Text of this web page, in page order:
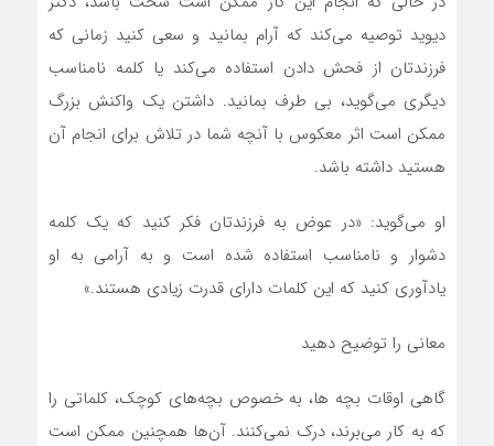
دیوید توصیه می‌کند که آرام بمانید و سعی کنید زمانی که
فرزندتان از فحش دادن استفاده می‌کند یا کلمه نامناسب
دیگری می‌گوید، بی طرف بمانید. داشتن یک واکنش بزرگ
ممکن است اثر معکوس با آنچه شما در تلاش برای انجام آن
هستید داشته باشد.
او می‌گوید: «در عوض به فرزندتان فکر کنید که یک کلمه
دشوار و نامناسب استفاده شده است و به آرامی به او
یادآوری کنید که این کلمات دارای قدرت زیادی هستند.»
معانی را توضیح دهید
گاهی اوقات بچه ها، به خصوص بچه‌های کوچک، کلماتی را
که به کار می‌برند، درک نمی‌کنند. آن‌ها همچنین ممکن است